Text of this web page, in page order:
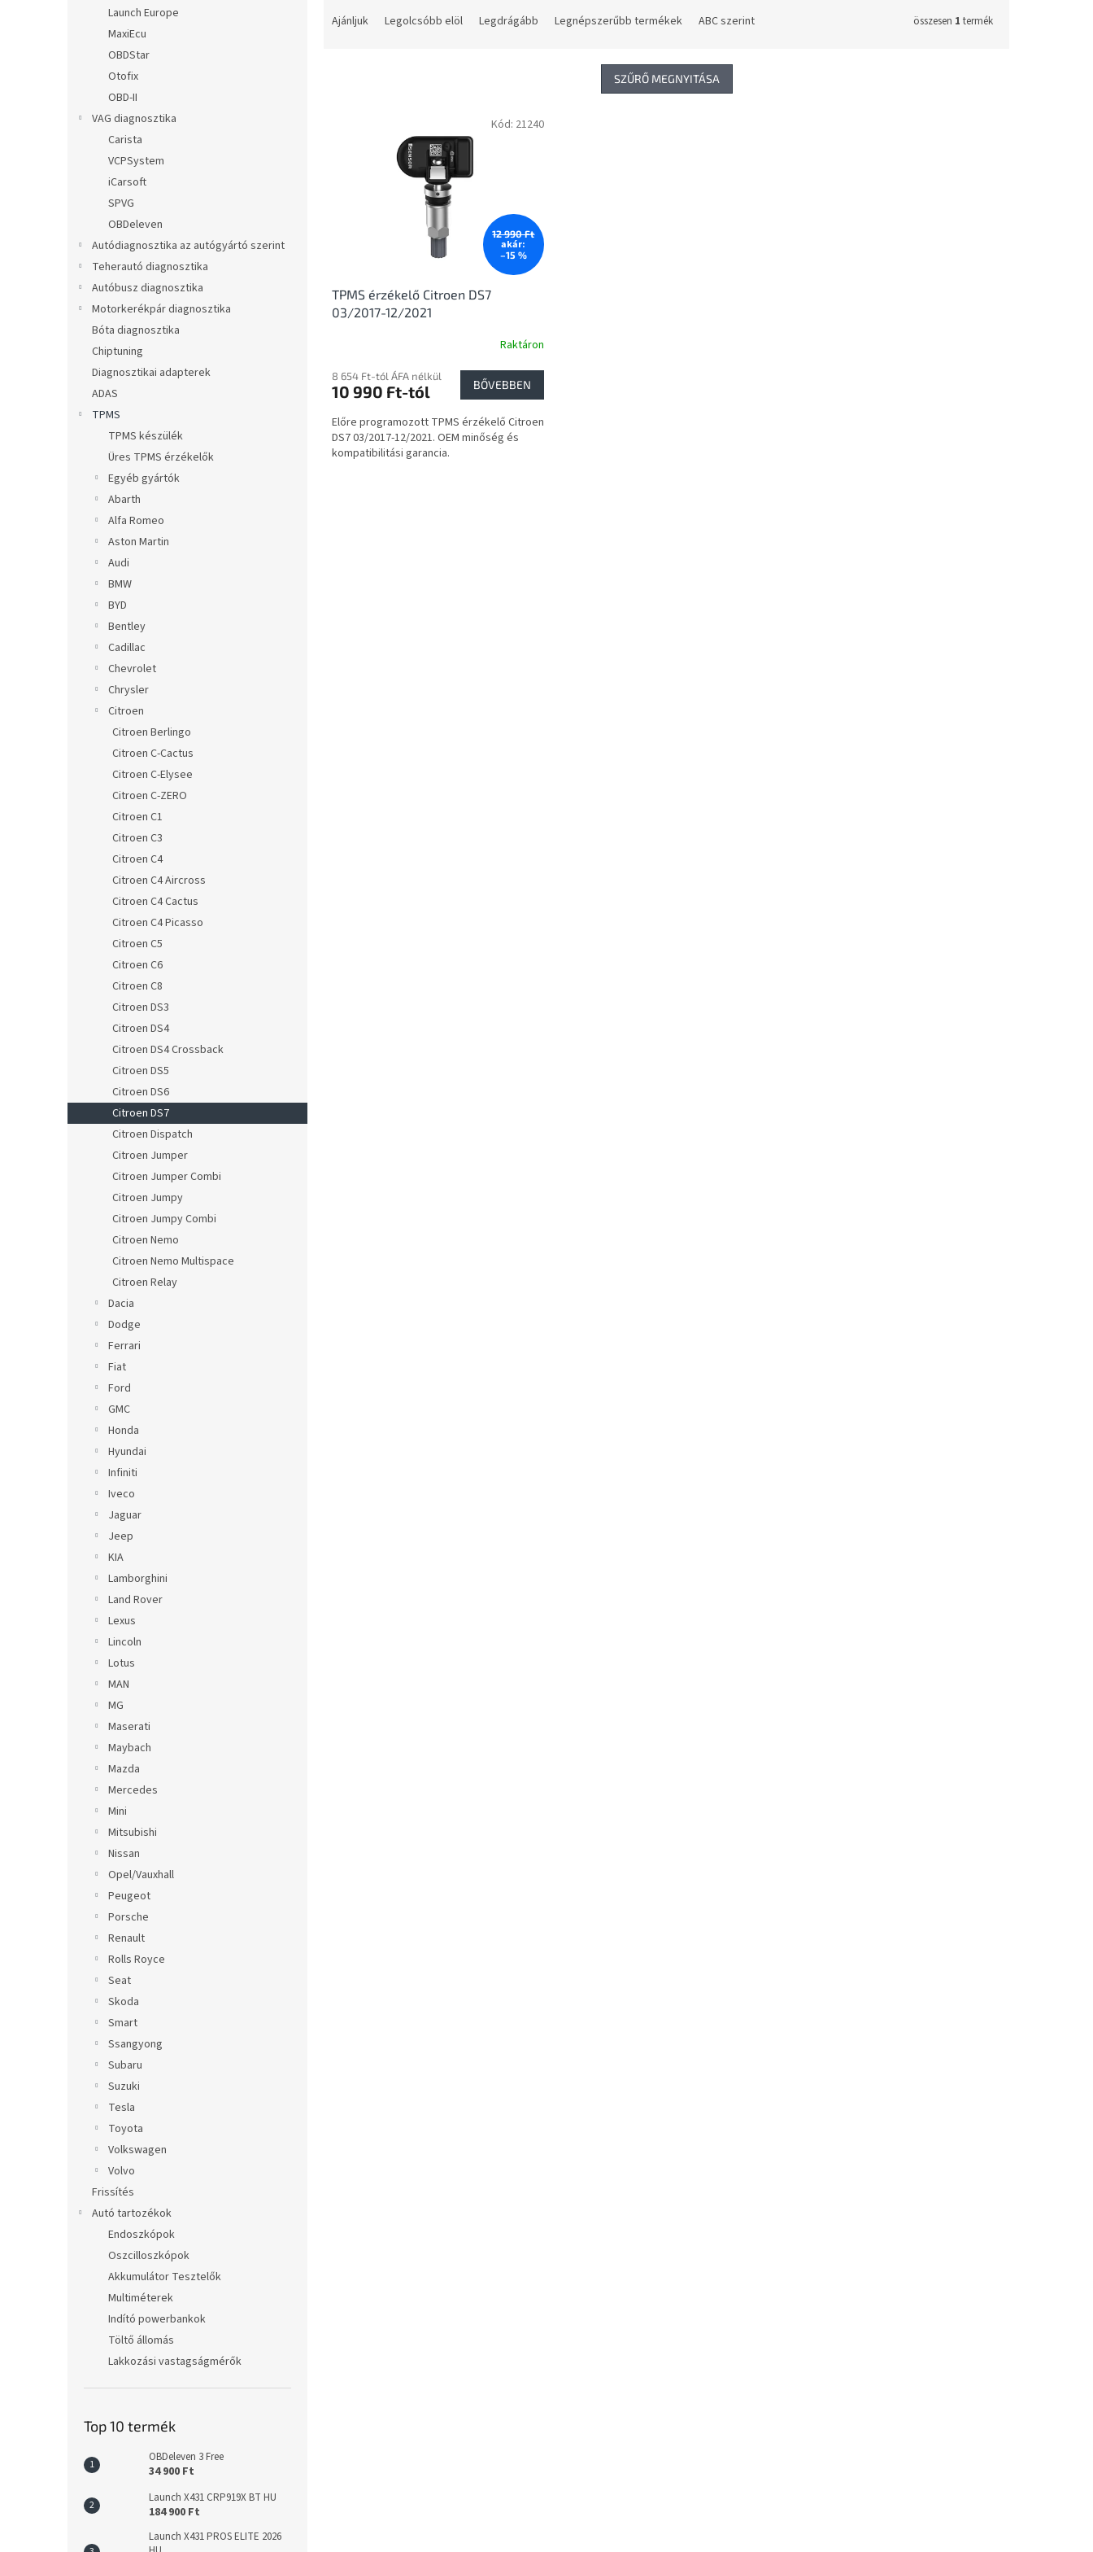
Launch Europe
MaxiEcu
OBDStar
Otofix
OBD-II
VAG diagnosztika
Carista
VCPSystem
iCarsoft
SPVG
OBDeleven
Autódiagnosztika az autógyártó szerint
Teherautó diagnosztika
Autóbusz diagnosztika
Motorkerékpár diagnosztika
Bóta diagnosztika
Chiptuning
Diagnosztikai adapterek
ADAS
TPMS
TPMS készülék
Üres TPMS érzékelők
Egyéb gyártók
Abarth
Alfa Romeo
Aston Martin
Audi
BMW
BYD
Bentley
Cadillac
Chevrolet
Chrysler
Citroen
Citroen Berlingo
Citroen C-Cactus
Citroen C-Elysee
Citroen C-ZERO
Citroen C1
Citroen C3
Citroen C4
Citroen C4 Aircross
Citroen C4 Cactus
Citroen C4 Picasso
Citroen C5
Citroen C6
Citroen C8
Citroen DS3
Citroen DS4
Citroen DS4 Crossback
Citroen DS5
Citroen DS6
Citroen DS7
Citroen Dispatch
Citroen Jumper
Citroen Jumper Combi
Citroen Jumpy
Citroen Jumpy Combi
Citroen Nemo
Citroen Nemo Multispace
Citroen Relay
Dacia
Dodge
Ferrari
Fiat
Ford
GMC
Honda
Hyundai
Infiniti
Iveco
Jaguar
Jeep
KIA
Lamborghini
Land Rover
Lexus
Lincoln
Lotus
MAN
MG
Maserati
Maybach
Mazda
Mercedes
Mini
Mitsubishi
Nissan
Opel/Vauxhall
Peugeot
Porsche
Renault
Rolls Royce
Seat
Skoda
Smart
Ssangyong
Subaru
Suzuki
Tesla
Toyota
Volkswagen
Volvo
Frissítés
Autó tartozékok
Endoszkópok
Oszcilloszkópok
Akkumulátor Tesztelők
Multiméterek
Indító powerbankok
Töltő állomás
Lakkozási vastagságmérők
Top 10 termék
OBDeleven 3 Free
34 900 Ft
Launch X431 CRP919X BT HU
184 900 Ft
Launch X431 PROS ELITE 2026
Ajánljuk Legolcsóbb elöl Legdrágább Legnépszerűbb termékek ABC szerint összesen 1 termék
SZŰRŐ MEGNYITÁSA
12 990 Ft
akár:
–15 %
TPMS érzékelő Citroen DS7
03/2017-12/2021
Raktáron
8 654 Ft-tól ÁFA nélkül
10 990 Ft-tól BŐVEBBEN
Előre programozott TPMS érzékelő Citroen
DS7 03/2017-12/2021. OEM minőség és
kompatibilitási garancia.
Kód: 21240